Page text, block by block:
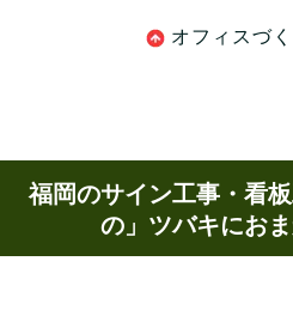
オフィスづ
福岡のサイン工事・看
の」ツバキにお